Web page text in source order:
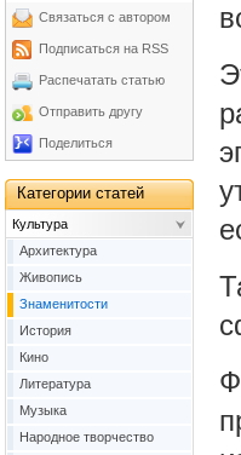
Связаться с автором
Подписаться на RSS
Распечатать статью
Отправить другу
Поделиться
Категории статей
Культура
Архитектура
Живопись
Знаменитости
История
Кино
Литература
Музыка
Народное творчество